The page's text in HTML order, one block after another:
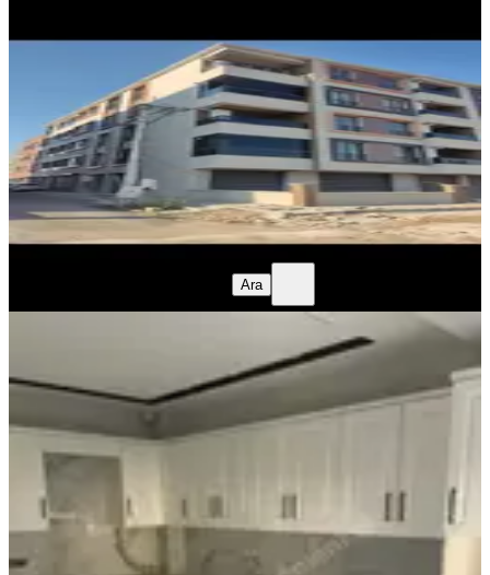
Akhisar, Seyit Ahmet Mahallesi
2+1·100 m²·1. Kat·05.08.2026
18.000 ₺ 20.000 ₺
benim emlakHuseyin Ali Doğan
Ara
Ara
Efendi'de 2+1, Yerden Isıtmalı,kiralık
Akhisar, Efendi Mahallesi
2+1·95 m²